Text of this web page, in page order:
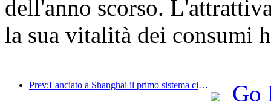
dell'anno scorso.
la sua vitalità dei consumi
Prev:Lanciato a Shanghai il primo sistema cinese di consumo culturale e turistico self-service per turisti stranieri
Go